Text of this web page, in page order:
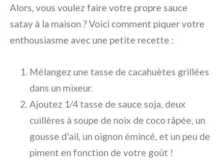
Alors, vous voulez faire votre propre sauce
satay à la maison ? Voici comment piquer votre
enthousiasme avec une petite recette :
Mélangez une tasse de cacahuètes grillées
dans un mixeur.
Ajoutez 1⁄4 tasse de sauce soja, deux
cuillères à soupe de noix de coco râpée, un
gousse d’ail, un oignon émincé, et un peu de
piment en fonction de votre goût !